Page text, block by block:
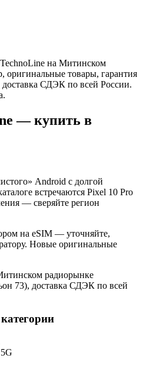
на Митинском
товары, гарантия
СДЭК по всей России.
— купить в
Android с долгой
встречаются Pixel 10 Pro
— сверяйте регион
на eSIM — уточняйте,
Новые оригинальные
радиорынке
73), доставка СДЭК по всей